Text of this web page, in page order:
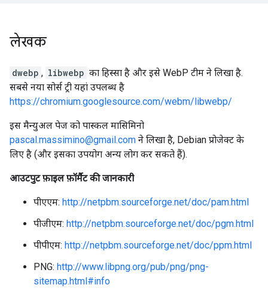
लेखक
dwebp , libwebp का हिस्सा है और इसे WebP टीम ने लिखा है.
सबसे नया सोर्स ट्री यहां उपलब्ध है
https://chromium.googlesource.com/webm/libwebp/
इस मैन्युअल पेज को पास्कल मासिमिनो
pascal.massimino@gmail.com ने लिखा है, Debian प्रोजेक्ट के
लिए है (और इसका उपयोग अन्य लोग कर सकते हैं).
आउटपुट फ़ाइल फ़ॉर्मैट की जानकारी
पीएएम: http://netpbm.sourceforge.net/doc/pam.html
पीजीएम: http://netpbm.sourceforge.net/doc/pgm.html
पीपीएम: http://netpbm.sourceforge.net/doc/ppm.html
PNG: http://www.libpng.org/pub/png/png-
sitemap.html#info